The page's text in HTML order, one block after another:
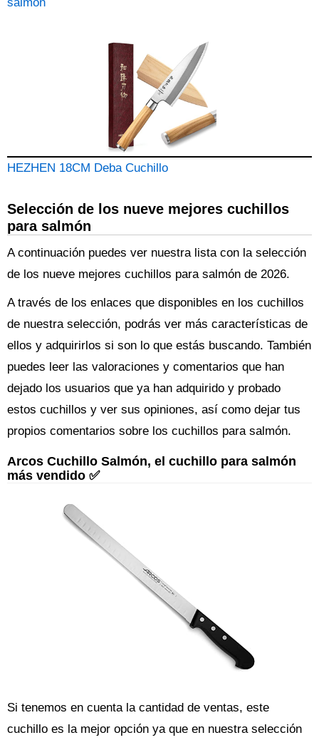
HEZHEN 18CM Deba Cuchillo
Selección de los nueve mejores cuchillos
para salmón
A continuación puedes ver nuestra lista con la selección
de los nueve mejores cuchillos para salmón de 2026.
A través de los enlaces que disponibles en los cuchillos
de nuestra selección, podrás ver más características de
ellos y adquirirlos si son lo que estás buscando. También
puedes leer las valoraciones y comentarios que han
dejado los usuarios que ya han adquirido y probado
estos cuchillos y ver sus opiniones, así como dejar tus
propios comentarios sobre los cuchillos para salmón.
Arcos Cuchillo Salmón, el cuchillo para salmón
más vendido ✅
Si tenemos en cuenta la cantidad de ventas, este
cuchillo es la mejor opción ya que en nuestra selección